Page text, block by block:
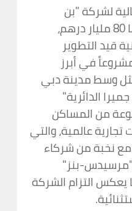
لشركة "بن
غاطي"، التي تبلغ قيمتها 80 مليار درهم،
سكنية قيد التطوير
على أكثر من 38 مشروعاً في أبرز
وسط مدينة دبي
الدائرية"
من المساكن
عالمية، والتي
مع نخبة من شركاء
بنز"
التزام الشركة